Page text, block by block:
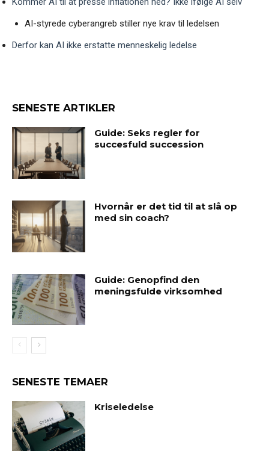
AI-styrede cyberangreb stiller nye krav til ledelsen
Derfor kan AI ikke erstatte menneskelig ledelse
SENESTE ARTIKLER
Guide: Seks regler for
succesfuld succession
Hvornår er det tid til at slå op
med sin coach?
Guide: Genopfind den
meningsfulde virksomhed
SENESTE TEMAER
Kriseledelse